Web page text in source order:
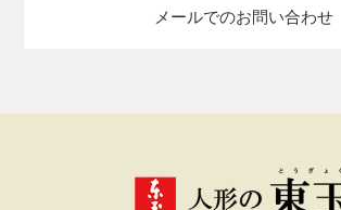
メールでのお問い合わせ